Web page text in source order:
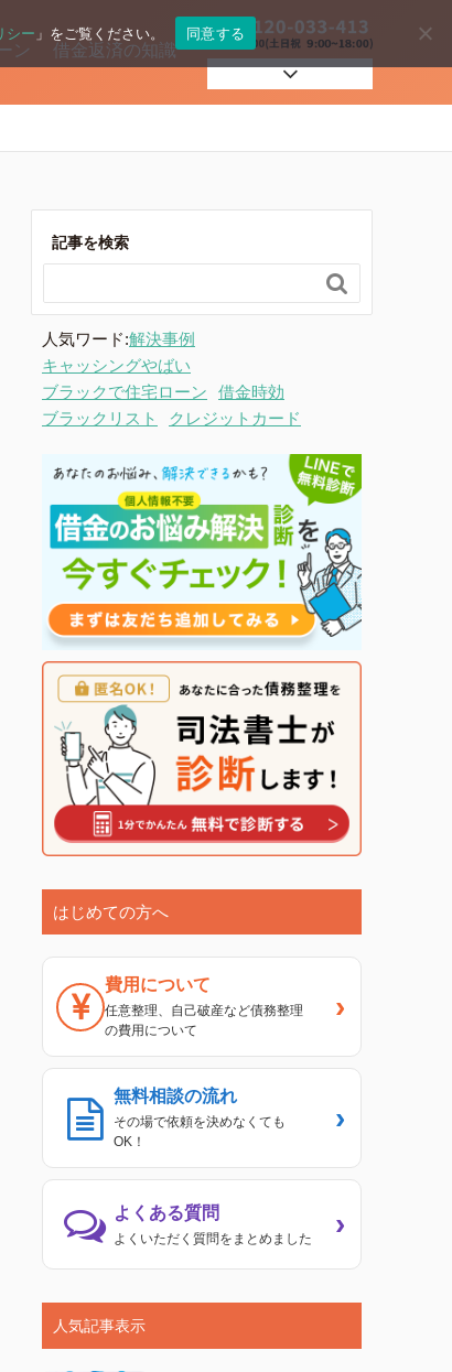
ン 借金返済の知識
過払い
ローン
記事を検索

人気ワード:解決事例
キャッシングやばい
ブラックで住宅ローン
借金時効
ブラックリスト
クレジットカード
はじめての方へ
費用について
任意整理、自己破産など債務整理
の費用について
›
無料相談の流れ
その場で依頼を決めなくても
OK！
›
よくある質問
よくいただく質問をまとめました ›
人気記事表示
シー 」をご覧ください。 同意する